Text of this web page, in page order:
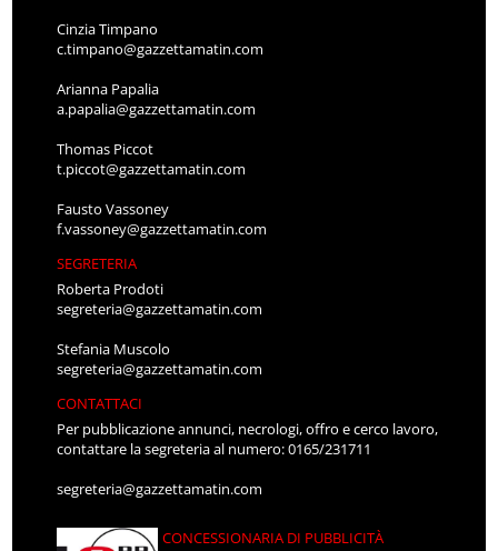
Cinzia Timpano
c.timpano@gazzettamatin.com
Arianna Papalia
a.papalia@gazzettamatin.com
Thomas Piccot
t.piccot@gazzettamatin.com
Fausto Vassoney
f.vassoney@gazzettamatin.com
SEGRETERIA
Roberta Prodoti
segreteria@gazzettamatin.com
Stefania Muscolo
segreteria@gazzettamatin.com
CONTATTACI
Per pubblicazione annunci, necrologi, offro e cerco lavoro,
contattare la segreteria al numero: 0165/231711
segreteria@gazzettamatin.com
CONCESSIONARIA DI PUBBLICITÀ